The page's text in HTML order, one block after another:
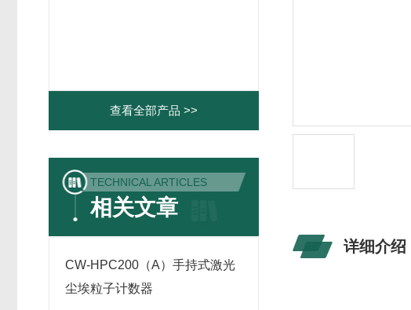
查看全部产品 >>
TECHNICAL ARTICLES
相关文章
CW-HPC200（A）手持式激光
尘埃粒子计数器
详细介绍